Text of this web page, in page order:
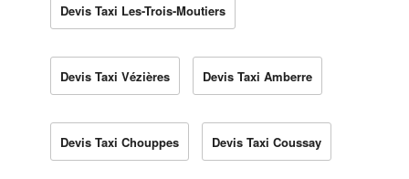
Devis Taxi Les-Trois-Moutiers
Devis Taxi Vézières Devis Taxi Amberre
Devis Taxi Chouppes Devis Taxi Coussay